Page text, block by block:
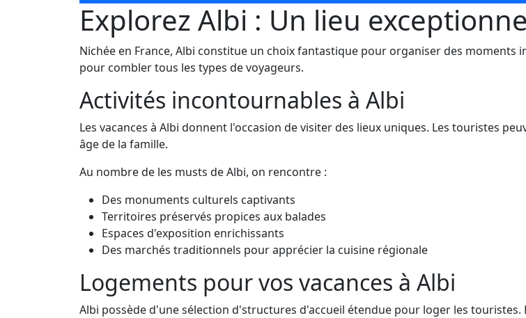
Explorez Albi : Un lieu
Nichée en France, Albi constitue un choix fantastique pour organiser des
pour combler tous les types de voyageurs.
Activités incontournables à Albi
Les vacances à Albi donnent l'occasion de visiter des lieux uniques. Les touristes
âge de la famille.
Au nombre de les musts de Albi, on rencontre :
Des monuments culturels captivants
Territoires préservés propices aux balades
Espaces d'exposition enrichissants
Des marchés traditionnels pour apprécier la cuisine régionale
Logements pour vos vacances à Albi
Albi possède d'une sélection d'structures d'accueil étendue pour loger les touristes.